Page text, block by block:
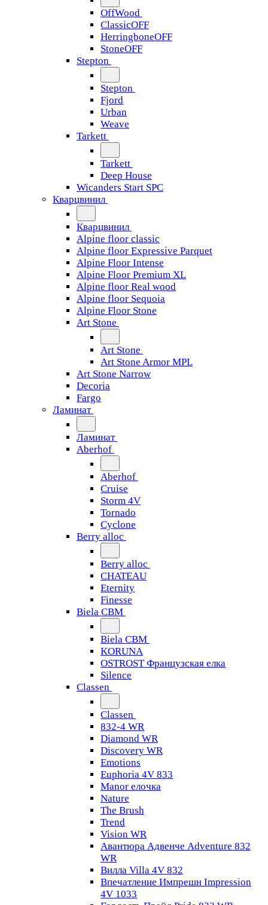
OffWood
ClassicOFF
HerringboneOFF
StoneOFF
Stepton
Stepton
Fjord
Urban
Weave
Tarkett
Tarkett
Deep House
Wicanders Start SPC
Кварцвинил
Кварцвинил
Alpine floor classic
Alpine floor Expressive Parquet
Alpine Floor Intense
Alpine Floor Premium XL
Alpine floor Real wood
Alpine floor Sequoia
Alpine Floor Stone
Art Stone
Art Stone
Art Stone Armor MPL
Art Stone Narrow
Decoria
Fargo
Ламинат
Ламинат
Aberhof
Aberhof
Cruise
Storm 4V
Tornado
Сyclone
Berry alloc
Berry alloc
CHATEAU
Eternity
Finesse
Biela CBM
Biela CBM
KORUNA
OSTROST Французская елка
Silence
Classen
Classen
832-4 WR
Diamond WR
Discovery WR
Emotions
Euphoria 4V 833
Manor елочка
Nature
The Brush
Trend
Vision WR
Авантюра Адвенче Adventure 832
WR
Вилла Villa 4V 832
Впечатление Импрешн Impression
4V 1033